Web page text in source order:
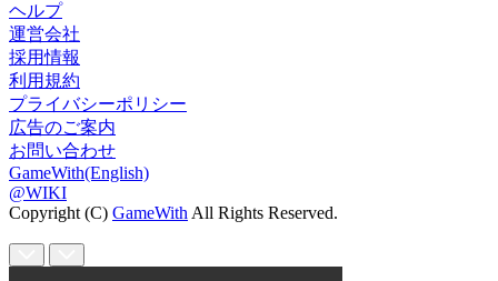
ヘルプ
運営会社
採用情報
利用規約
プライバシーポリシー
広告のご案内
お問い合わせ
GameWith(English)
@WIKI
Copyright (C) GameWithAll Rights Reserved.